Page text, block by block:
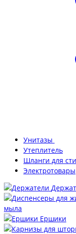
Унитазы
Утеплитель
Шланги для
Электротовары
мыла
Ершики